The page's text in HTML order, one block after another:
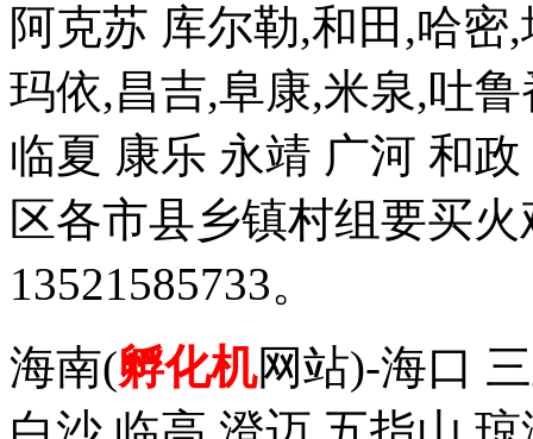
阿克苏 库尔勒,和田,哈密
玛依,昌吉,阜康,米泉,吐
临夏 康乐 永靖 广河 和
区各市县乡镇村组要买
13521585733。
海南(孵化机网站)-海口